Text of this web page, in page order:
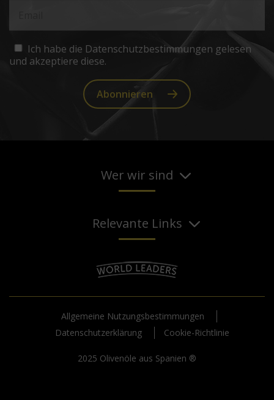
Ich habe die Datenschutzbestimmungen gelesen
und akzeptiere diese.
Abonnieren
Wer wir sind
Relevante Links
Allgemeine Nutzungsbestimmungen
Datenschutzerklärung
Cookie-Richtlinie
2025 Olivenöle aus Spanien ®